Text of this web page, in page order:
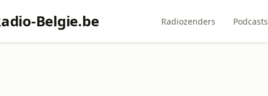
Belgie.be Radiozenders Podcasts